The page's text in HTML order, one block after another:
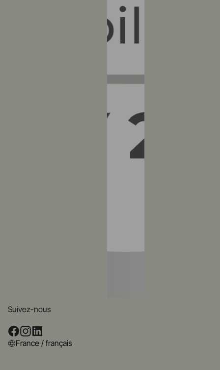
Suivez-nous
France / français